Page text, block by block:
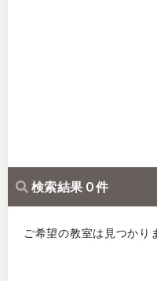
検索結果 0 件
ご希望の教室は見つかり